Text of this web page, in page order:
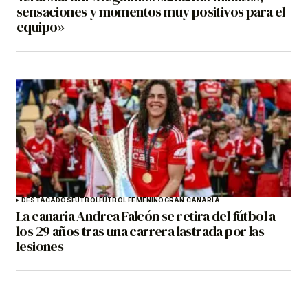
sensaciones y momentos muy positivos para el
equipo»
DESTACADOSFÚTBOLFÚTBOL FEMENINOGRAN CANARIA
La canaria Andrea Falcón se retira del fútbol a
los 29 años tras una carrera lastrada por las
lesiones